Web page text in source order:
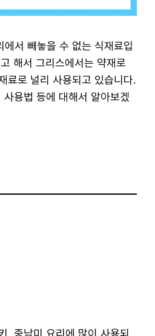
에서 빼놓을 수 없는 식재료입
해서 그리스에서는 약재로
료로 널리 사용되고 있습니다.
용법 등에 대해서 알아보겠
, 중남미 요리에 많이 사용되